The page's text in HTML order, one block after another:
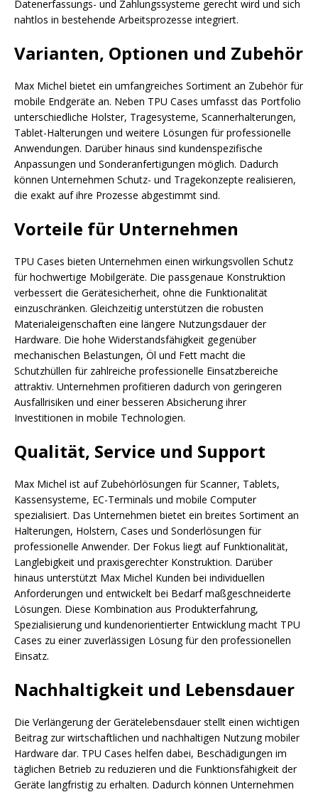
Datenerfassungs- und Zahlungssysteme gerecht wird und sich
nahtlos in bestehende Arbeitsprozesse integriert.
Varianten, Optionen und Zubehör
Max Michel bietet ein umfangreiches Sortiment an Zubehör für
mobile Endgeräte an. Neben TPU Cases umfasst das Portfolio
unterschiedliche Holster, Tragesysteme, Scannerhalterungen,
Tablet-Halterungen und weitere Lösungen für professionelle
Anwendungen. Darüber hinaus sind kundenspezifische
Anpassungen und Sonderanfertigungen möglich. Dadurch
können Unternehmen Schutz- und Tragekonzepte realisieren,
die exakt auf ihre Prozesse abgestimmt sind.
Vorteile für Unternehmen
TPU Cases bieten Unternehmen einen wirkungsvollen Schutz
für hochwertige Mobilgeräte. Die passgenaue Konstruktion
verbessert die Gerätesicherheit, ohne die Funktionalität
einzuschränken. Gleichzeitig unterstützen die robusten
Materialeigenschaften eine längere Nutzungsdauer der
Hardware. Die hohe Widerstandsfähigkeit gegenüber
mechanischen Belastungen, Öl und Fett macht die
Schutzhüllen für zahlreiche professionelle Einsatzbereiche
attraktiv. Unternehmen profitieren dadurch von geringeren
Ausfallrisiken und einer besseren Absicherung ihrer
Investitionen in mobile Technologien.
Qualität, Service und Support
Max Michel ist auf Zubehörlösungen für Scanner, Tablets,
Kassensysteme, EC-Terminals und mobile Computer
spezialisiert. Das Unternehmen bietet ein breites Sortiment an
Halterungen, Holstern, Cases und Sonderlösungen für
professionelle Anwender. Der Fokus liegt auf Funktionalität,
Langlebigkeit und praxisgerechter Konstruktion. Darüber
hinaus unterstützt Max Michel Kunden bei individuellen
Anforderungen und entwickelt bei Bedarf maßgeschneiderte
Lösungen. Diese Kombination aus Produkterfahrung,
Spezialisierung und kundenorientierter Entwicklung macht TPU
Cases zu einer zuverlässigen Lösung für den professionellen
Einsatz.
Nachhaltigkeit und Lebensdauer
Die Verlängerung der Gerätelebensdauer stellt einen wichtigen
Beitrag zur wirtschaftlichen und nachhaltigen Nutzung mobiler
Hardware dar. TPU Cases helfen dabei, Beschädigungen im
täglichen Betrieb zu reduzieren und die Funktionsfähigkeit der
Geräte langfristig zu erhalten. Dadurch können Unternehmen